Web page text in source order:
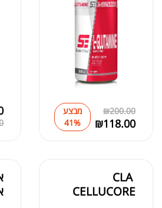
מומיו | שילג'יט
₪200.00
₪118.00
מבצע
41%
CLA
CELLUCORE